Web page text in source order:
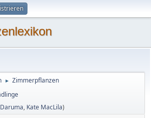
► Zimmerpflanzen
Daruma, Kate MacLila)